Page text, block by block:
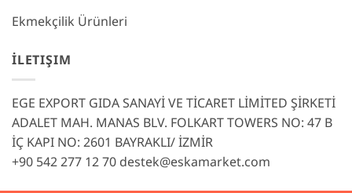
Ekmekçilik Ürünleri
İLETIŞIM
EGE EXPORT GIDA SANAYİ VE TİCARET LİMİTED ŞİRKETİ
ADALET MAH. MANAS BLV. FOLKART TOWERS NO: 47 B
İÇ KAPI NO: 2601 BAYRAKLI/ İZMİR
+90 542 277 12 70 destek@eskamarket.com